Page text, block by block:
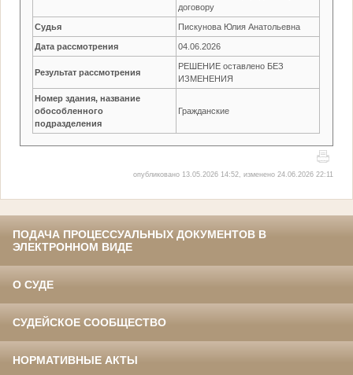
договору
Судья Пискунова Юлия Анатольевна
Дата рассмотрения 04.06.2026
Результат рассмотрения
РЕШЕНИЕ оставлено БЕЗ
ИЗМЕНЕНИЯ
Номер здания, название
обособленного
подразделения
Гражданские
опубликовано 13.05.2026 14:52, изменено 24.06.2026 22:11
ПОДАЧА ПРОЦЕССУАЛЬНЫХ ДОКУМЕНТОВ В
ЭЛЕКТРОННОМ ВИДЕ
О СУДЕ
СУДЕЙСКОЕ СООБЩЕСТВО
НОРМАТИВНЫЕ АКТЫ